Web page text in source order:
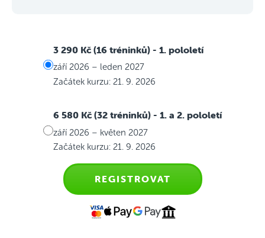
3 290 Kč (16 tréninků) - 1. pololetí
září 2026 – leden 2027
Začátek kurzu: 21. 9. 2026
6 580 Kč (32 tréninků) - 1. a 2. pololetí
září 2026 – květen 2027
Začátek kurzu: 21. 9. 2026
REGISTROVAT